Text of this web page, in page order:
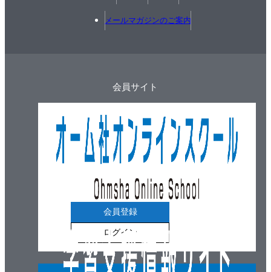
メールマガジンのご案内
会員サイト
会員登録
ログイン